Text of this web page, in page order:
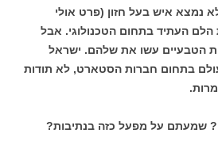
נמצא איש בעל חזון (פרט אולי
העתיד בתחום הטכנולוגי. אבל
הטבעיים עשו את שלהם. ישראל
בתחום חברות הסטארט, לא תודות
שמעתם על מפעל כזה בנתיבות?